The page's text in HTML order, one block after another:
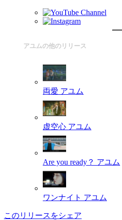
アユムの他のリリース
両愛 アユム
虚空心 アユム
Are you ready？ アユム
ワンナイト アユム
このリリースをシェア